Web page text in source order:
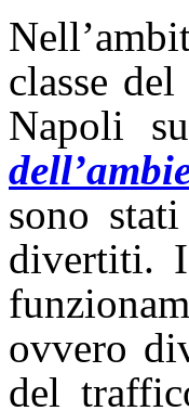
classe
Napoli
sono
divertiti.
ovvero
del